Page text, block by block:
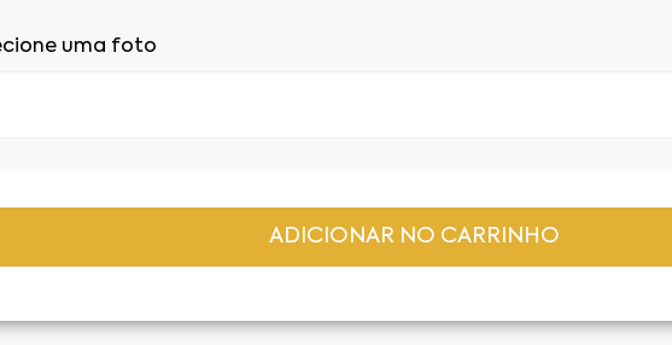
uma foto